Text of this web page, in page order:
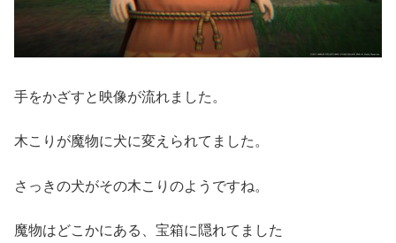
手をかざすと映像が流れました。
木こりが魔物に犬に変えられてました。
さっきの犬がその木こりのようですね。
魔物はどこかにある、宝箱に隠れてました